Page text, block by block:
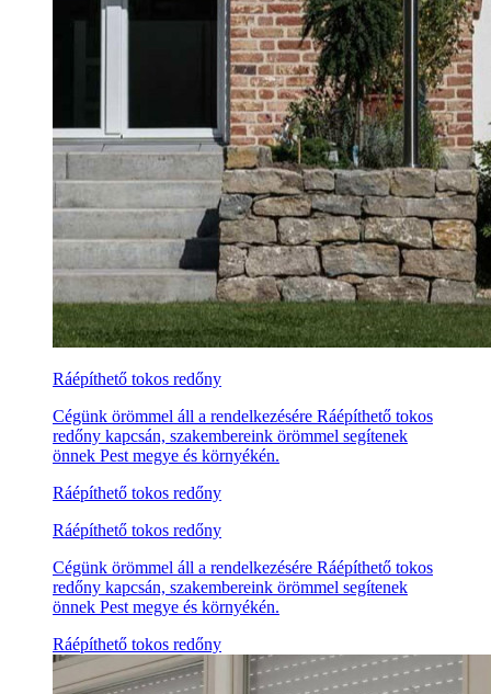
Ráépíthető tokos redőny
Cégünk örömmel áll a rendelkezésére Ráépíthető tokos
redőny kapcsán, szakembereink örömmel segítenek
önnek Pest megye és környékén.
Ráépíthető tokos redőny
Ráépíthető tokos redőny
Cégünk örömmel áll a rendelkezésére Ráépíthető tokos
redőny kapcsán, szakembereink örömmel segítenek
önnek Pest megye és környékén.
Ráépíthető tokos redőny